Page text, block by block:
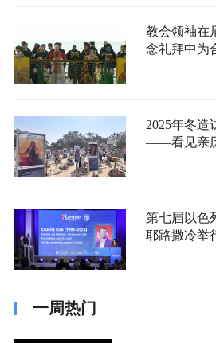
教会领袖在
念礼拜中为
2025年冬造
——看见亲
第七届以色
耶路撒冷举
一周热门